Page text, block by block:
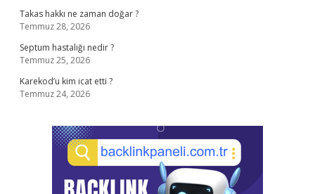
Takas hakkı ne zaman doğar ?
Temmuz 28, 2026
Septum hastalığı nedir ?
Temmuz 25, 2026
Karekod’u kim icat etti ?
Temmuz 24, 2026